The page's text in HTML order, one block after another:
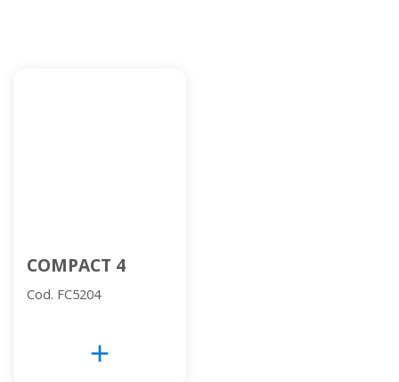
COMPACT 4
Cod. FC5204
add